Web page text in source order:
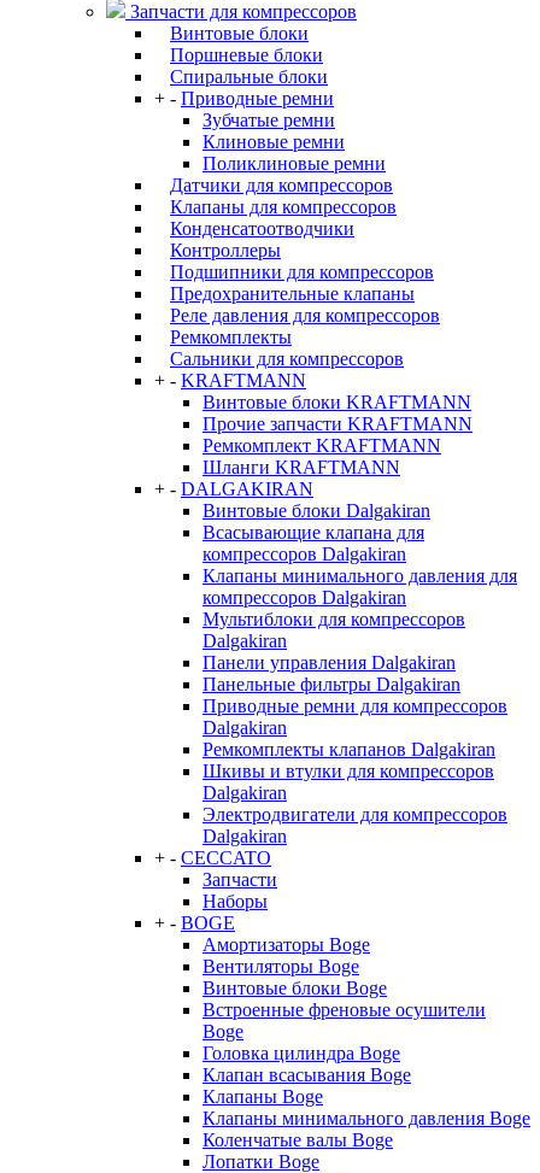
Запчасти для компрессоров
Винтовые блоки
Поршневые блоки
Спиральные блоки
+ - Приводные ремни
Зубчатые ремни
Клиновые ремни
Поликлиновые ремни
Датчики для компрессоров
Клапаны для компрессоров
Конденсатоотводчики
Контроллеры
Подшипники для компрессоров
Предохранительные клапаны
Реле давления для компрессоров
Ремкомплекты
Сальники для компрессоров
+ - KRAFTMANN
Винтовые блоки KRAFTMANN
Прочие запчасти KRAFTMANN
Ремкомплект KRAFTMANN
Шланги KRAFTMANN
+ - DALGAKIRAN
Винтовые блоки Dalgakiran
Всасывающие клапана для
компрессоров Dalgakiran
Клапаны минимального давления для
компрессоров Dalgakiran
Мультиблоки для компрессоров
Dalgakiran
Панели управления Dalgakiran
Панельные фильтры Dalgakiran
Приводные ремни для компрессоров
Dalgakiran
Ремкомплекты клапанов Dalgakiran
Шкивы и втулки для компрессоров
Dalgakiran
Электродвигатели для компрессоров
Dalgakiran
+ - CECCATO
Запчасти
Наборы
+ - BOGE
Амортизаторы Boge
Вентиляторы Boge
Винтовые блоки Boge
Встроенные френовые осушители
Boge
Головка цилиндра Boge
Клапан всасывания Boge
Клапаны Boge
Клапаны минимального давления Boge
Коленчатые валы Boge
Лопатки Boge